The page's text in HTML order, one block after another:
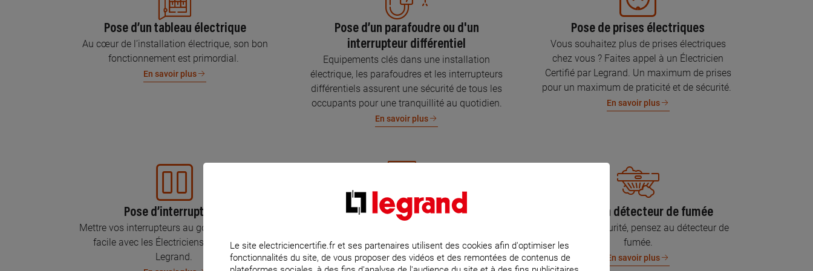
Pose d’un tableau électrique
Au cœur de l’installation électrique, son bon
fonctionnement est primordial.
En savoir plus
Pose d’un parafoudre ou d'un
interrupteur différentiel
Equipements clés dans une installation
électrique, les parafoudres et les interrupteurs
différentiels assurent une sécurité de tous les
occupants pour une tranquillité au quotidien.
En savoir plus
Pose de prises électriques
Vous souhaitez plus de prises électriques
chez vous ? Faites appel à un Électricien
Certifié par Legrand. Un maximum de prises
pour un maximum de praticité et de sécurité.
En savoir plus
Pose d’interrupteurs
Mettre vos interrupteurs au goût du jour, c’est
facile avec les Électriciens Certifiés par
Legrand.
Mise aux normes de l’installation
Parce que l’électricité implique la sécurité et la
protection de votre famille et de vos biens,
Pose d’un détecteur de fumée
Pour votre sécurité, pensez au détecteur de
fumée.
En savoir plus
Le site electriciencertifie.fr et ses partenaires utilisent des cookies afin d'optimiser les
fonctionnalités du site, de vous proposer des vidéos et des remontées de contenus de